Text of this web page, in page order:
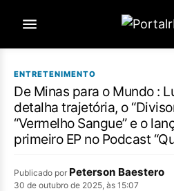
ENTRETENIMENTO
De Minas para o Mundo :
detalha trajetória, o
“Vermelho Sangue” e o
primeiro EP no Podcast
Publicado por Peterson Baestero
30 de outubro de 2025, às 15:07